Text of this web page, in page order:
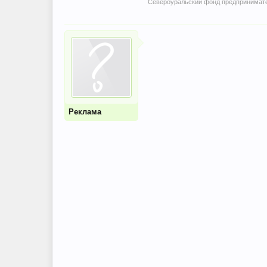
Североуральский фонд
Реклама